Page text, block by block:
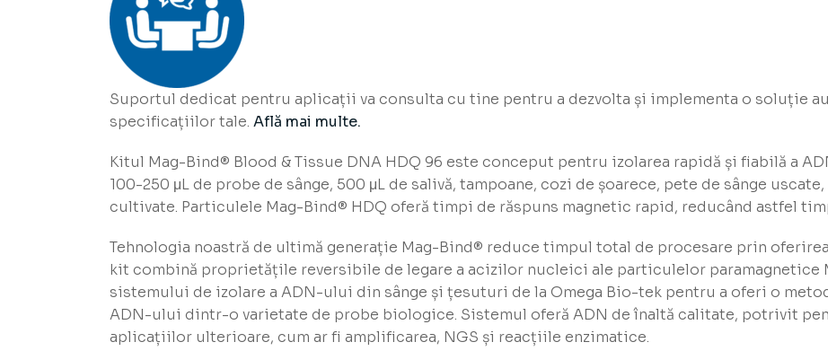
Suportul dedicat pentru aplicații va consulta cu tine pentru a dezvolta și implementa o soluție
specificațiilor tale. Află mai multe.
Kitul Mag-Bind® Blood & Tissue DNA HDQ 96 este conceput pentru izolarea rapidă și fiabilă a
100-250 μL de probe de sânge, 500 μL de salivă, tampoane, cozi de șoarece, pete de sânge
cultivate. Particulele Mag-Bind® HDQ oferă timpi de răspuns magnetic rapid, reducând astfel
Tehnologia noastră de ultimă generație Mag-Bind® reduce timpul total de procesare prin
kit combină proprietățile reversibile de legare a acizilor nucleici ale particulelor paramagnetice
sistemului de izolare a ADN-ului din sânge și țesuturi de la Omega Bio-tek pentru a oferi o
ADN-ului dintr-o varietate de probe biologice. Sistemul oferă ADN de înaltă calitate, potrivit
aplicațiilor ulterioare, cum ar fi amplificarea, NGS și reacțiile enzimatice.